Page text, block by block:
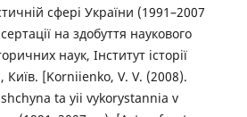
сфері України (1991–2007
на здобуття наукового
наук, Інститут історії
[Korniienko, V. V. (2008).
ta yii vykorystannia v